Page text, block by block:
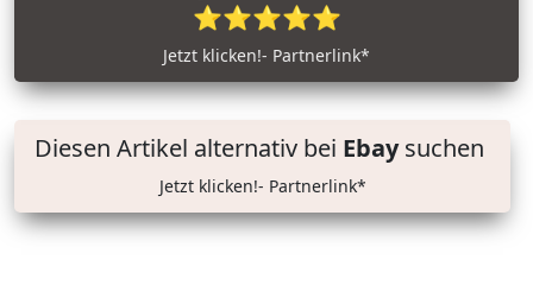
⭐⭐⭐⭐⭐
Jetzt klicken!- Partnerlink*
Diesen Artikel alternativ bei Ebaysuchen
Jetzt klicken!- Partnerlink*